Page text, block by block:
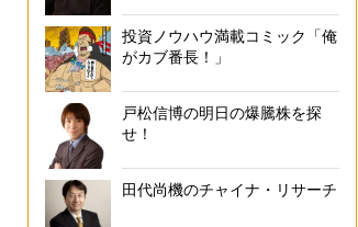
投資ノウハウ満載コミック「俺
がカブ番長！」
戸松信博の明日の爆騰株を探
せ！
田代尚機のチャイナ・リサーチ